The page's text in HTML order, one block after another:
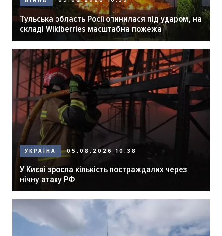
Тульська область Росії опинилася під ударом, на
складі Wildberries масштабна пожежа
УКРАЇНА 05.08.2026 10:38
У Києві зросла кількість постраждалих через
нічну атаку РФ